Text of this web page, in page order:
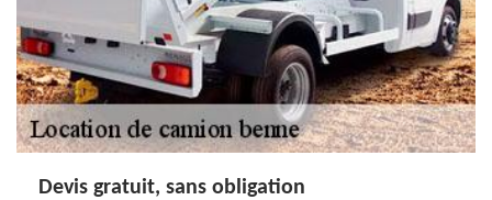
Devis gratuit, sans obligation